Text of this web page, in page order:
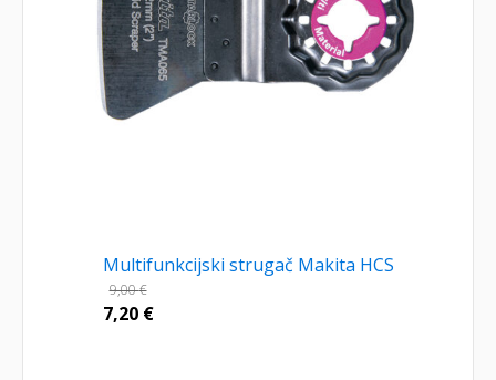
Multifunkcijski strugač Makita HCS
9,00€
7,20 €